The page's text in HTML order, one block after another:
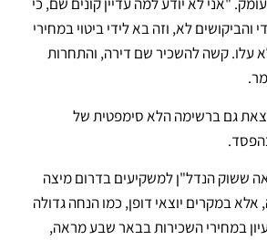
והביקושים לא, וזה בא לידי ביטוי במחירי
עלו. קשה להשכיר שם דירה, והתחרות
גם ברשימה הלא סימפטית של
ששוק הנדל"ן למשקיעים בדרום מיצה
במקרים יוצאי דופן, כמו הנחה גדולה
במחירי השכירות בבאר שבע מראה,